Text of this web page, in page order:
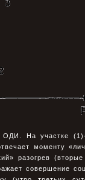
ОДИ. На участке
моменту
разогрев
совершение